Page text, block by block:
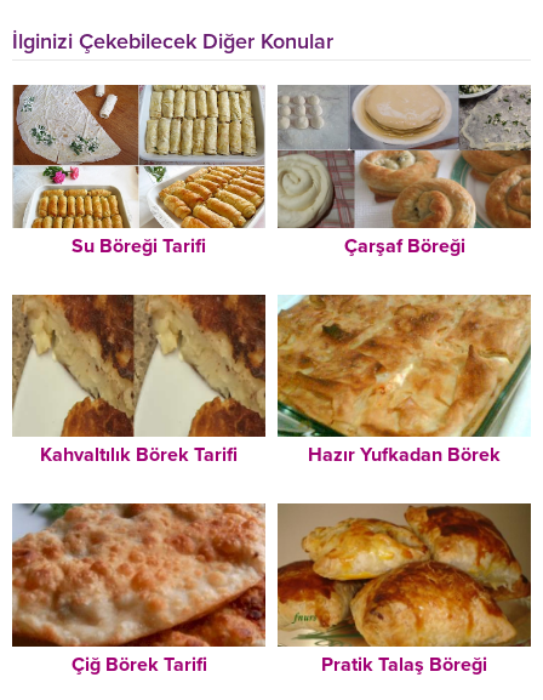
İlginizi Çekebilecek Diğer Konular
Su Böreği Tarifi Çarşaf Böreği
Kahvaltılık Börek Tarifi Hazır Yufkadan Börek
Çiğ Börek Tarifi Pratik Talaş Böreği